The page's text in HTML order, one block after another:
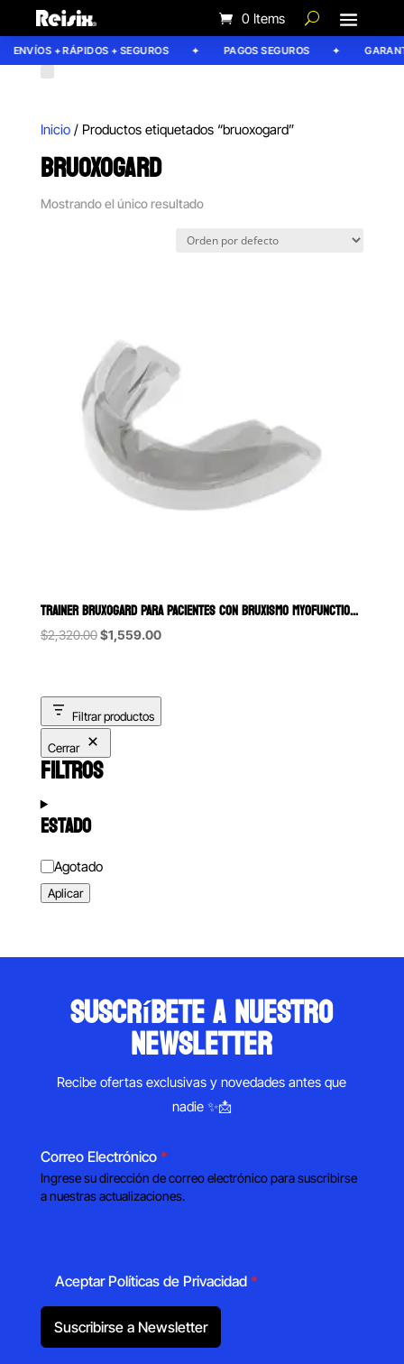
0 Items
ENVÍOS + RÁPIDOS + SEGUROS PAGOS SEGUROS
Inicio/ Productos etiquetados “bruoxogard”
BRUOXOGARD
Mostrando el único resultado
TRAINER BRUXOGARD PARA PACIENTES CON BRUXISMO MYOFUNCTIONAL
$2,320.00Original
$2,320.00.
$1,559.00Current
$1,559.00.
Filtrar productos
Cerrar
FILTROS
ESTADO
Estado
Agotado
Aplicar
suscríbete a nuestro
newsletter
Recibe ofertas exclusivas y novedades antes que
nadie ✨📩
Correo Electrónico *
Ingrese su dirección de correo electrónico para suscribirse
a nuestras actualizaciones.
Aceptar Políticas de Privacidad *
Suscribirse a Newsletter